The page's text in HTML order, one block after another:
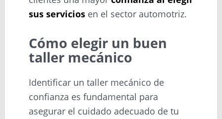
sus serviciosen el sector automotriz.
Cómo elegir un buen
taller mecánico
Identificar un taller mecánico de
confianza es fundamental para
asegurar el cuidado adecuado de tu